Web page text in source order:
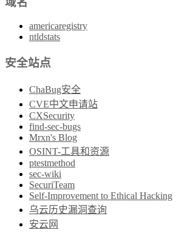
americaregistry
ntldstats
安全站点
ChaBug安全
CVE中文申请站
CXSecurity
find-sec-bugs
Mrxn's Blog
OSINT-工具和资源
ptestmethod
sec-wiki
SecuriTeam
Self-Improvement to Ethical Hacking
乌云历史漏洞查询
安云网